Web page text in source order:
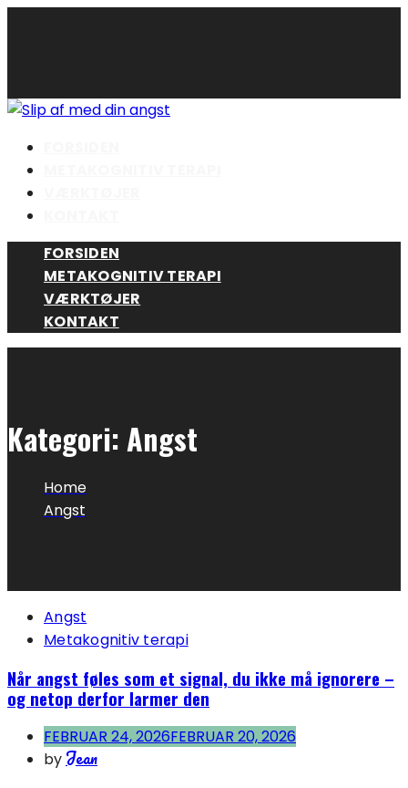
FORSIDEN
METAKOGNITIV TERAPI
VÆRKTØJER
KONTAKT
Kategori:Angst
Home
Angst
Angst
Metakognitiv terapi
Når angst føles som et signal, du ikke må ignorere –
og netop derfor larmer den
FEBRUAR 24, 2026FEBRUAR 20, 2026
by Jean